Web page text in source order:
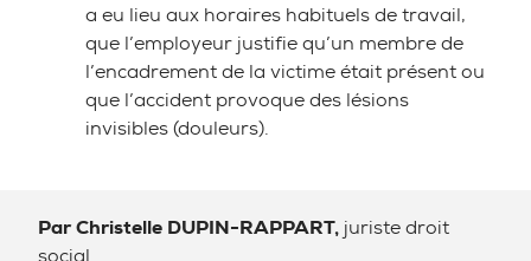
a eu lieu aux horaires habituels de travail,
que l’employeur justifie qu’un membre de
l’encadrement de la victime était présent ou
que l’accident provoque des lésions
invisibles (douleurs).
Par Christelle DUPIN-RAPPART, juriste droit
social